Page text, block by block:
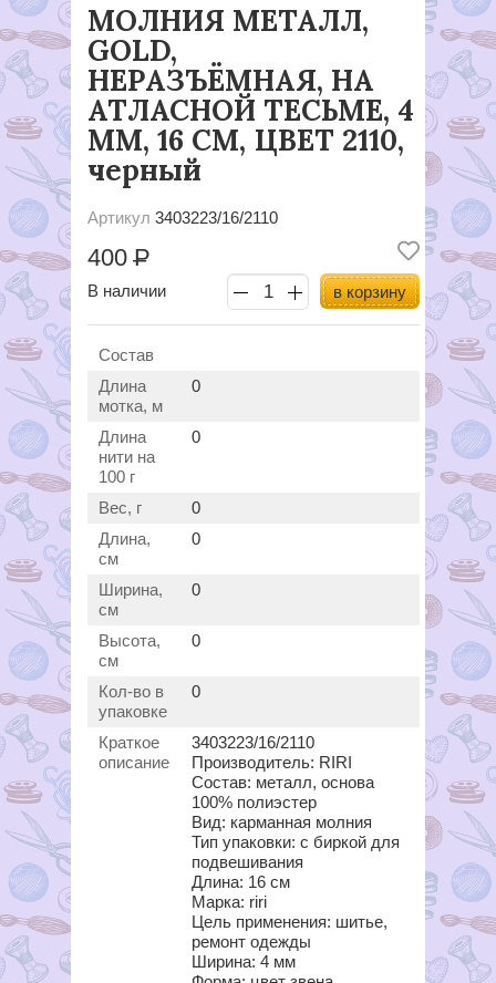
МОЛНИЯ МЕТАЛЛ,
GOLD,
НЕРАЗЪЁМНАЯ, НА
АТЛАСНОЙ ТЕСЬМЕ, 4
ММ, 16 СМ, ЦВЕТ 2110,
черный
Артикул 3403223/16/2110
400Р
В наличии в корзину
Состав
Длина
мотка, м
0
Длина
нити на
100 г
0
Вес, г
0
Длина,
см
0
Ширина,
см
0
Высота,
см
0
Кол-во в
упаковке
0
Краткое
описание
3403223/16/2110
Производитель: RIRI
Состав: металл, основа
100% полиэстер
Вид: карманная молния
Тип упаковки: с биркой для
подвешивания
Длина: 16 см
Марка: riri
Цель применения: шитье,
ремонт одежды
Ширина: 4 мм